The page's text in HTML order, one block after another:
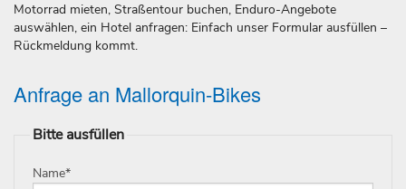
Motorrad mieten, Straßentour buchen, Enduro-Angebote
auswählen, ein Hotel anfragen: Einfach unser Formular ausfüllen –
Rückmeldung kommt.
Anfrage an Mallorquin-Bikes
Bitte ausfüllen
Name*